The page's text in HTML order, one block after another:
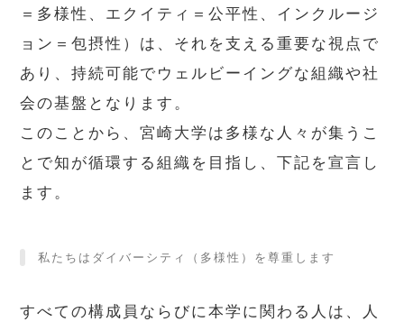
＝多様性、エクイティ＝公平性、インクルージ
ョン＝包摂性）は、それを支える重要な視点で
あり、持続可能でウェルビーイングな組織や社
会の基盤となります。
このことから、宮崎大学は多様な人々が集うこ
とで知が循環する組織を目指し、下記を宣言し
ます。
私たちはダイバーシティ（多様性）を尊重します
すべての構成員ならびに本学に関わる人は、人